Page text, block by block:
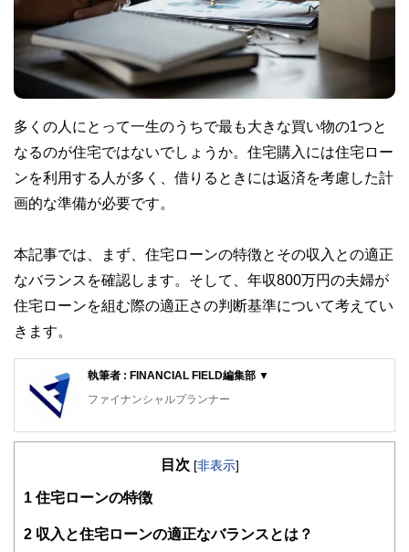
多くの人にとって一生のうちで最も大きな買い物の1つと
なるのが住宅ではないでしょうか。住宅購入には住宅ロー
ンを利用する人が多く、借りるときには返済を考慮した計
画的な準備が必要です。
本記事では、まず、住宅ローンの特徴とその収入との適正
なバランスを確認します。そして、年収800万円の夫婦が
住宅ローンを組む際の適正さの判断基準について考えてい
きます。
執筆者 : FINANCIAL FIELD編集部 ▼
ファイナンシャルプランナー
FinancialField編集部は、金融、経済に関する記事を、日々
知識がない方でも理解できるようわかりやすく発信していま
得者を中心に「お金や暮らし」に関する書籍・雑誌の編集経
験者で構成され、企画立案から記事掲載まですべての工程に
目次 [非表示]
1 住宅ローンの特徴
2 収入と住宅ローンの適正なバランスとは？